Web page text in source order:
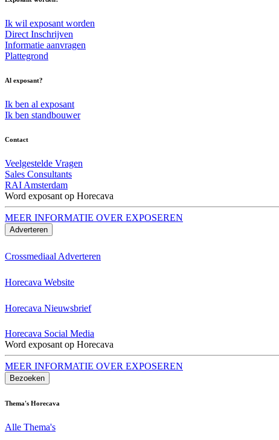
Ik wil exposant worden
Direct Inschrijven
Informatie aanvragen
Plattegrond
Al exposant?
Ik ben al exposant
Ik ben standbouwer
Contact
Veelgestelde Vragen
Sales Consultants
RAI Amsterdam
Word exposant op Horecava
MEER INFORMATIE OVER EXPOSEREN
Adverteren
Crossmediaal Adverteren
Horecava Website
Horecava Nieuwsbrief
Horecava Social Media
Word exposant op Horecava
MEER INFORMATIE OVER EXPOSEREN
Bezoeken
Thema's Horecava
Alle Thema's